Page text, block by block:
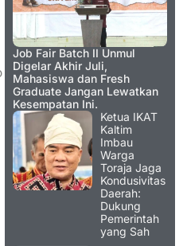
Job Fair Batch II Unmul
Digelar Akhir Juli,
Mahasiswa dan Fresh
Graduate Jangan Lewatkan
Kesempatan Ini.
Ketua IKAT
Kaltim
Imbau
Warga
Toraja Jaga
Kondusivitas
Daerah:
Dukung
Pemerintah
yang Sah